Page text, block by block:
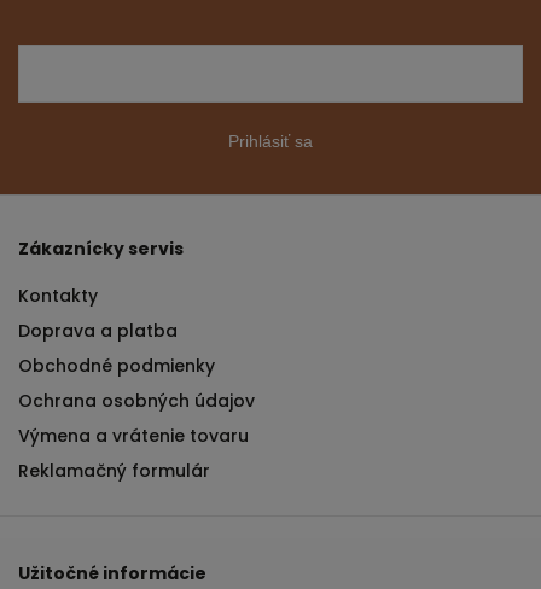
Prihlásiť sa
Zákaznícky servis
Kontakty
Doprava a platba
Obchodné podmienky
Ochrana osobných údajov
Výmena a vrátenie tovaru
Reklamačný formulár
Užitočné informácie